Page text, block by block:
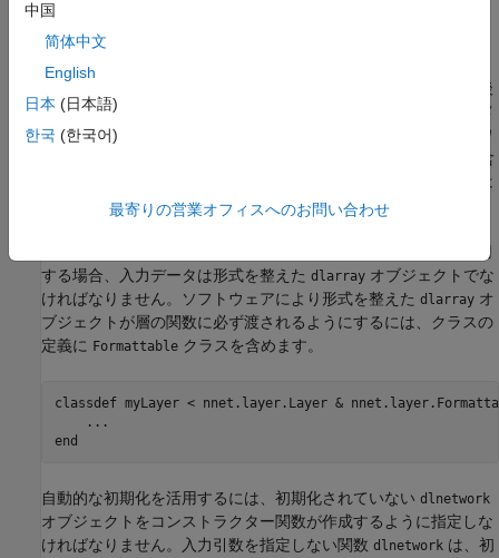
学習可能なパラメーターを持つ
クトを学習で使用するための自動的な初期化
カスタム層を作成すると、親ネットワークが完全に構築された後
に、入れ子にされた
オブジェクトの学習可能なパラメ
ーターを自動的に初期化させることができます。入れ子ネットワ
を含
む各カスタム層に渡す入力のサイズと形状を追跡し続ける必要は
ありません。
を使用
する場合、入力データは形式を整えた dlarray オブジェクトでな
ければなりません。ソフトウェアにより形式を整えた dlarray オ
ブジェクトが層の関数に必ず渡されるようにするには、クラスの
定義に Formattable クラスを含めます。
classdef myLayer < nnet.layer.Layer &
...
end
自動的な初期化を活用するには、初期化されていない dlnetwork
オブジェクトをコンストラクター関数が作成するように指定しな
ければなりません。入力引数を指定しない関数 dlnetwork は、初
中国
简体中文
English
日本 (日本語)
한국 (한국어)
最寄りの営業オフィスへのお問い合わせ